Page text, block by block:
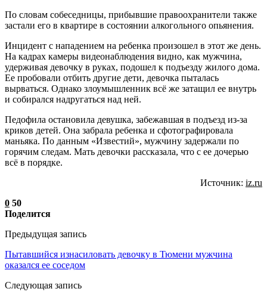
По словам собеседницы, прибывшие правоохранители также
застали его в квартире в состоянии алкогольного опьянения.
Инцидент с нападением на ребенка произошел в этот же день.
На кадрах камеры видеонаблюдения видно, как мужчина,
удерживая девочку в руках, подошел к подъезду жилого дома.
Ее пробовали отбить другие дети, девочка пыталась
вырваться. Однако злоумышленник всё же затащил ее внутрь
и собирался надругаться над ней.
Педофила остановила девушка, забежавшая в подъезд из-за
криков детей. Она забрала ребенка и сфотографировала
маньяка. По данным «Известий», мужчину задержали по
горячим следам. Мать девочки рассказала, что с ее дочерью
всё в порядке.
Источник: iz.ru
0 50
Поделится
Предыдущая запись
Пытавшийся изнасиловать девочку в Тюмени мужчина
оказался ее соседом
Следующая запись